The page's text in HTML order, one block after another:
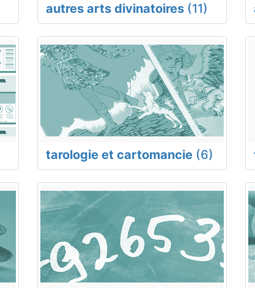
autres arts divinatoires (11)
tarologie et cartomancie (6)